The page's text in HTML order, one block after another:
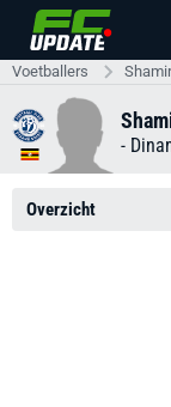
Voetballers
-
Overzicht